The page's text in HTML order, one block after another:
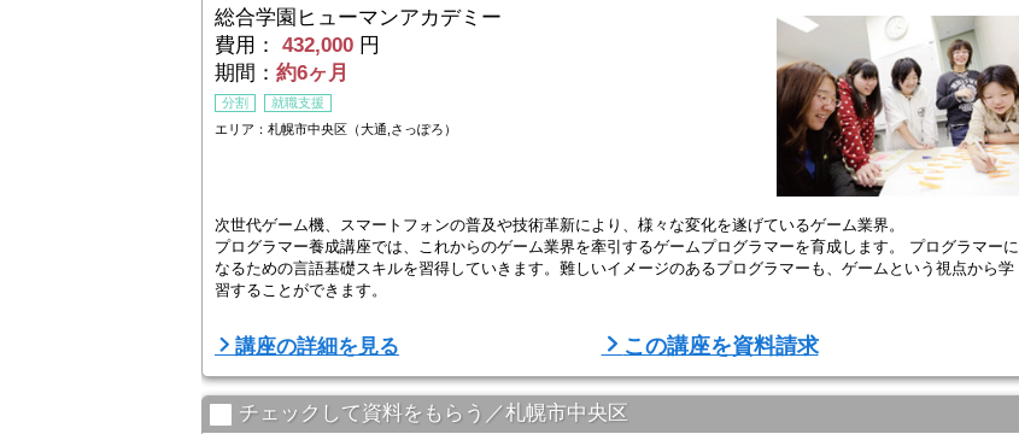
総合学園ヒューマンアカデミー
費用：
432,000 円
期間： 約6ヶ月
分割
就職支援
エリア：札幌市中央区（大通,さっぽろ）
次世代ゲーム機、スマートフォンの普及や技術革新により、様々な変化を遂げているゲーム業界。
プログラマー養成講座では、これからのゲーム業界を牽引するゲームプログラマーを育成します。 プログラマーに
なるための言語基礎スキルを習得していきます。難しいイメージのあるプログラマーも、ゲームという視点から学
習することができます。
ヒューマンアカデミーで次世代のトップクリエイターを目指そう！！
講座の詳細を見る この講座を資料請求
チェックして資料をもらう／札幌市中央区